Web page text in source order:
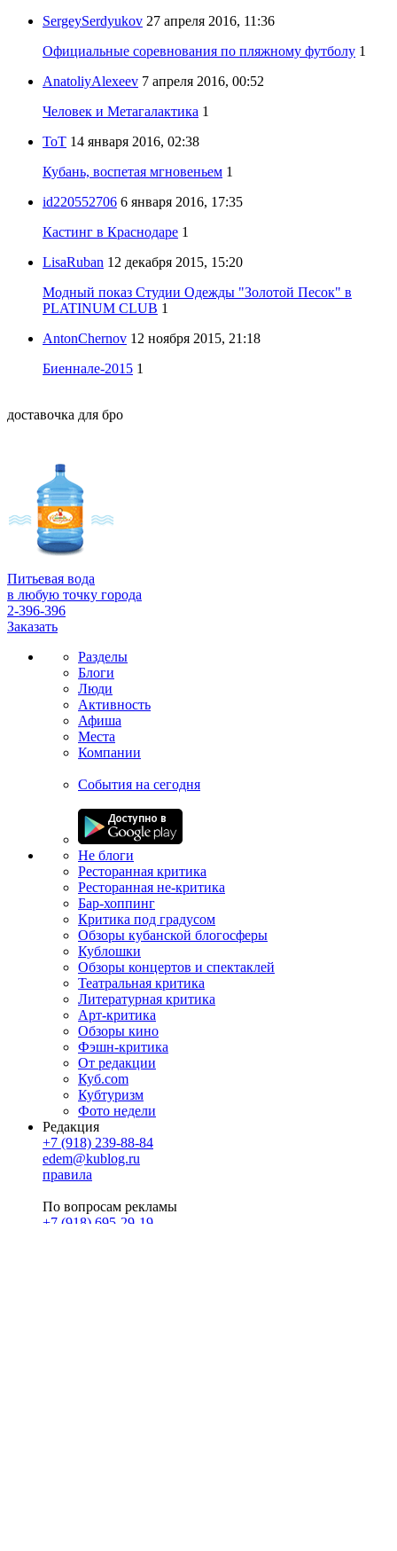
SergeySerdyukov 27 апреля 2016, 11:36
Официальные соревнования по пляжному футболу 1
AnatoliyAlexeev 7 апреля 2016, 00:52
Человек и Метагалактика 1
ToT 14 января 2016, 02:38
Кубань, воспетая мгновеньем 1
id220552706 6 января 2016, 17:35
Кастинг в Краснодаре 1
LisaRuban 12 декабря 2015, 15:20
Модный показ Студии Одежды "Золотой Песок" в
PLATINUM CLUB 1
AntonChernov 12 ноября 2015, 21:18
Биеннале-2015 1
доставочка для бро
Питьевая вода
в любую точку города
2-396-396
Заказать
Разделы
Блоги
Люди
Активность
Афиша
Места
Компании
События на сегодня
Не блоги
Ресторанная критика
Ресторанная не-критика
Бар-хоппинг
Критика под градусом
Обзоры кубанской блогосферы
Кублошки
Обзоры концертов и спектаклей
Театральная критика
Литературная критика
Арт-критика
Обзоры кино
Фэшн-критика
От редакции
Куб.com
Кубтуризм
Фото недели
Редакция
+7 (918) 239-88-84
edem@kublog.ru
правила
По вопросам рекламы
+7 (918) 695-29-19